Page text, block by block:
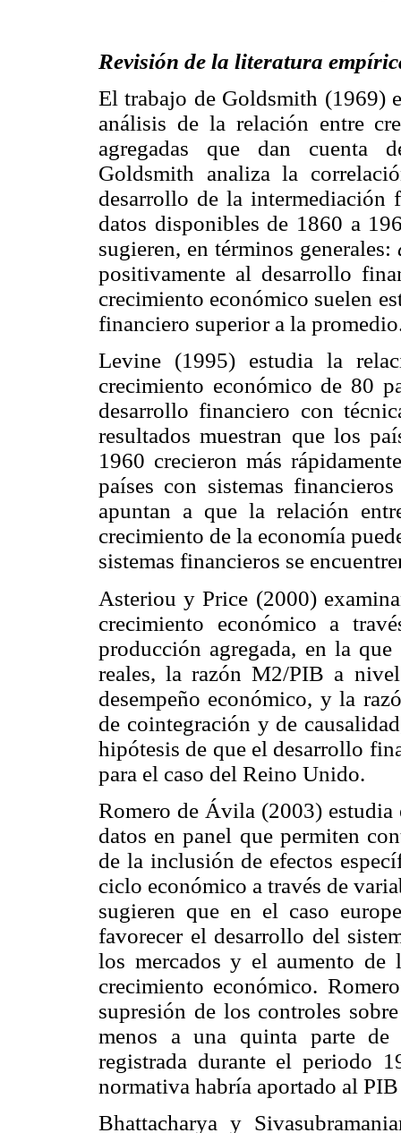
Revisión de la literatura
El trabajo de Goldsmith (1969)
análisis de la relación entre
agregadas que dan cuenta
Goldsmith analiza la
desarrollo de la intermediación
datos disponibles de 1860 a
sugieren, en términos generales:
positivamente al desarrollo
crecimiento económico suelen
financiero superior a la
Levine (1995) estudia la
crecimiento económico de 80
desarrollo financiero con
resultados muestran que los
1960 crecieron más
países con sistemas
apuntan a que la relación
crecimiento de la economía
sistemas financieros se
Asteriou y Price (2000)
crecimiento económico a
producción agregada, en la
reales, la razón M2/PIB a
desempeño económico, y la
de cointegración y de
hipótesis de que el desarrollo
para el caso del Reino Unido.
Romero de Ávila (2003) estudia
datos en panel que permiten
de la inclusión de efectos
ciclo económico a través de
sugieren que en el caso
favorecer el desarrollo del
los mercados y el aumento de
crecimiento económico.
supresión de los controles
menos a una quinta parte
registrada durante el periodo
normativa habría aportado al
Bhattacharya y